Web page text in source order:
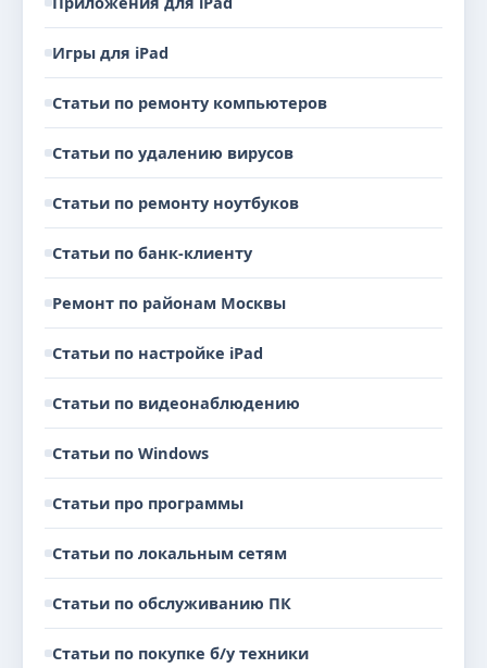
Игры для iPad
Статьи по ремонту компьютеров
Статьи по удалению вирусов
Статьи по ремонту ноутбуков
Статьи по банк-клиенту
Ремонт по районам Москвы
Статьи по настройке iPad
Статьи по видеонаблюдению
Статьи по Windows
Статьи про программы
Статьи по локальным сетям
Статьи по обслуживанию ПК
Статьи по покупке б/у техники